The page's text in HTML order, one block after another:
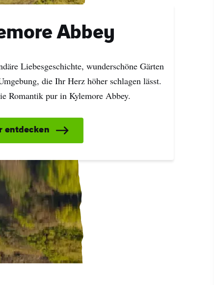
Abbey
Liebesgeschichte, wunderschöne Gärten
die Ihr Herz höher schlagen lässt.
Romantik pur in Kylemore Abbey.
entdecken